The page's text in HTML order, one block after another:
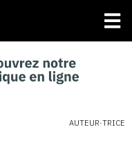
AUTEUR·TRICE